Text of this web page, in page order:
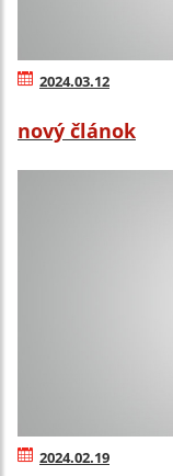
2024.03.12
nový článok
2024.02.19